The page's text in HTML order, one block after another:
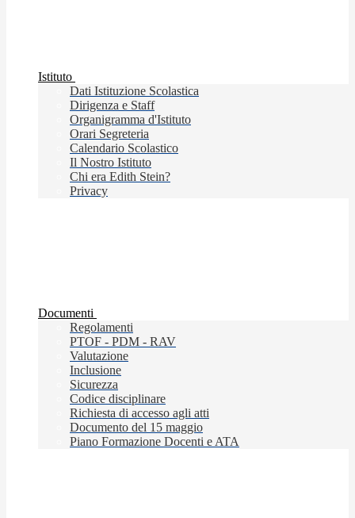
Istituto
Dati Istituzione Scolastica
Dirigenza e Staff
Organigramma d'Istituto
Orari Segreteria
Calendario Scolastico
Il Nostro Istituto
Chi era Edith Stein?
Privacy
Documenti
Regolamenti
PTOF - PDM - RAV
Valutazione
Inclusione
Sicurezza
Codice disciplinare
Richiesta di accesso agli atti
Documento del 15 maggio
Piano Formazione Docenti e ATA